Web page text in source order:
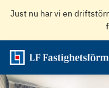
Just nu har vi en